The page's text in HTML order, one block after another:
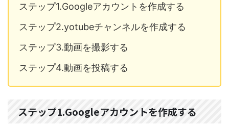
ステップ1.Googleアカウントを作成する
ステップ2.yotubeチャンネルを作成する
ステップ3.動画を撮影する
ステップ4.動画を投稿する
ステップ1.Googleアカウントを作成する